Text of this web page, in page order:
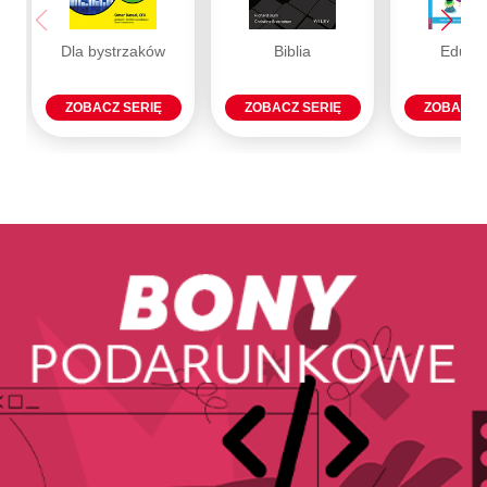
Dla bystrzaków
ZOBACZ SERIĘ
Biblia
ZOBACZ SERIĘ ZOBACZ